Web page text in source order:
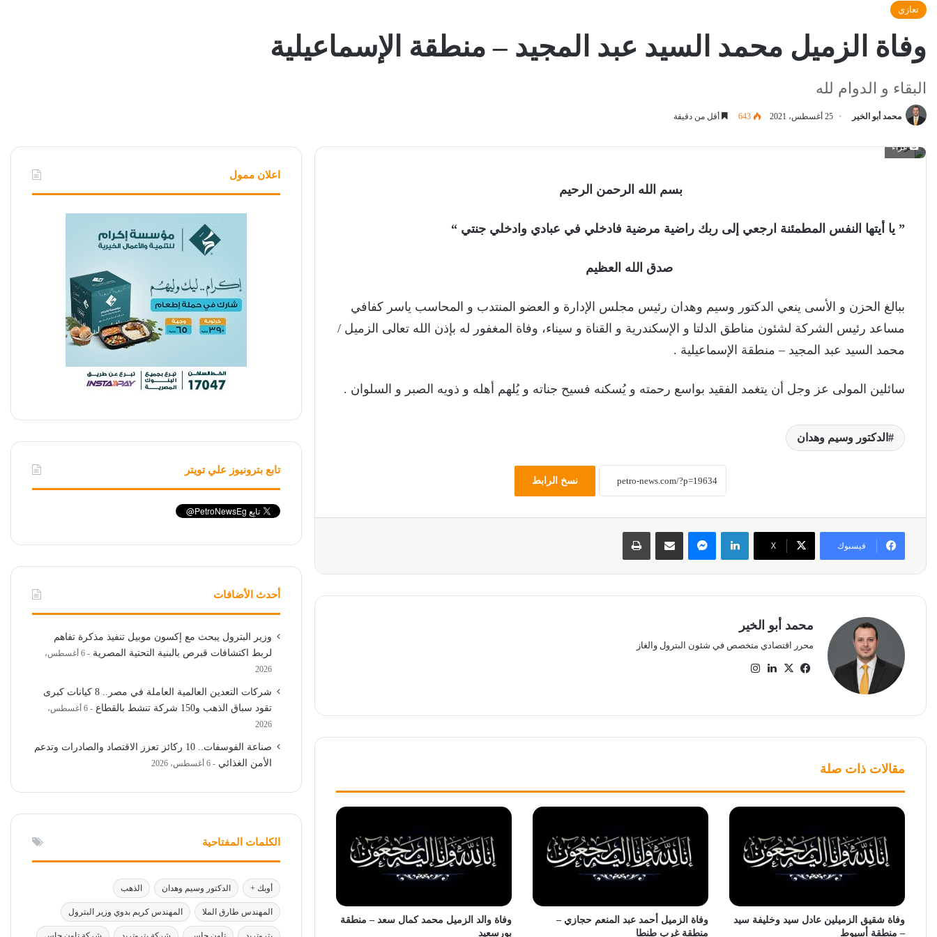
تعازي
وفاة الزميل محمد السيد عبد المجيد – منطقة الإسماعيلية
البقاء و الدوام لله
محمد أبو الخير 25 أغسطس، 2021 643 أقل من دقيقة
عزاء
بسم الله الرحمن الرحيم
” يا أيتها النفس المطمئنة ارجعي إلى ربك راضية مرضية فادخلي في عبادي وادخلي جنتي “
صدق الله العظيم
ببالغ الحزن و الأسى ينعي الدكتور وسيم وهدان رئيس مجلس الإدارة و العضو المنتدب و المحاسب ياسر كفافي
مساعد رئيس الشركة لشئون مناطق الدلتا و الإسكندرية و القناة و سيناء، وفاة المغفور له بإذن الله تعالى الزميل /
محمد السيد عبد المجيد – منطقة الإسماعيلية .
سائلين المولى عز وجل أن يتغمد الفقيد بواسع رحمته و يُسكنه فسيح جناته و يُلهم أهله و ذويه الصبر و السلوان .
الدكتور وسيم وهدان
نسخ الرابط
فيسبوك ‫X
لينكدإن ماسنجر مشاركة عبر البريد طباعة
محمد أبو الخير
محرر اقتصادي متخصص في شئون البترول والغاز
فيسبوك
‫X لينكدإن
مقالات ذات صلة
وفاة شقيق الزميلين عادل سيد وخليفة سيد
– منطقة أسيوط
وفاة الزميل أحمد عبد المنعم حجازي –
منطقة غرب طنطا
وفاة والد الزميل محمد كمال سعد – منطقة
بورسعيد
اعلان ممول
تابع بترونيوز علي تويتر
أحدث الأضافات
وزير البترول يبحث مع إكسون موبيل تنفيذ مذكرة تفاهم
لربط اكتشافات قبرص بالبنية التحتية المصرية
6 أغسطس،
2026
شركات التعدين العالمية العاملة في مصر.. 8 كيانات كبرى
تقود سباق الذهب و150 شركة تنشط بالقطاع
6 أغسطس،
2026
صناعة الفوسفات.. 10 ركائز تعزز الاقتصاد والصادرات وتدعم
الأمن الغذائي
6 أغسطس، 2026
الكلمات المفتاحية
أوبك + الدكتور وسيم وهدان الذهب
المهندس طارق الملا المهندس كريم بدوي وزير البترول